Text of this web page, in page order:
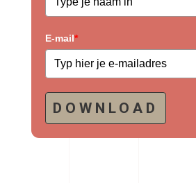
E-mail*
DOWNLOAD